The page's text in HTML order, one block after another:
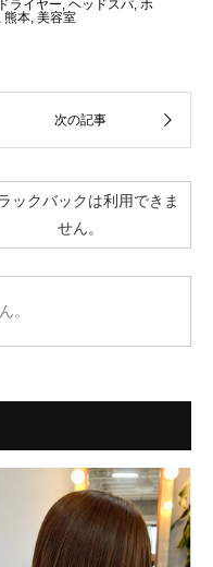
ドライヤー, ヘッドスパ, ホ
, 熊本, 美容室
ックバックは利用できま
せん。
。